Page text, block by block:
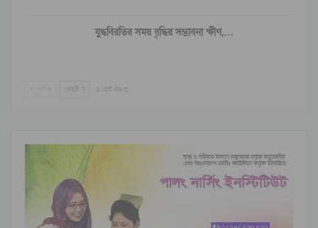
যুদ্ধবিরতির সময় বৃদ্ধির সম্ভাবনা ক্ষীণ,…
পরবর্তী ১ এর ৫৪৩